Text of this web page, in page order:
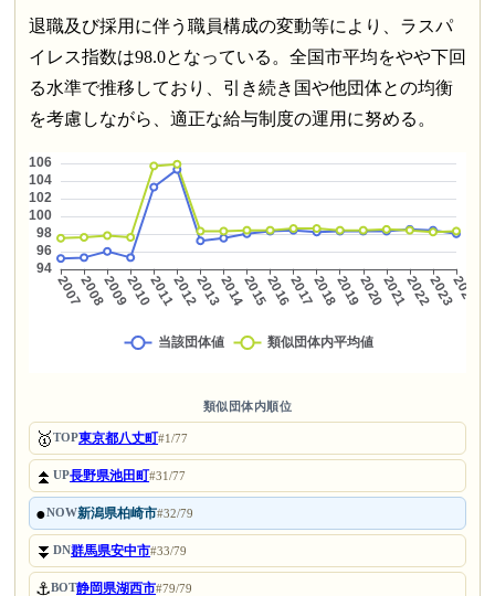
退職及び採用に伴う職員構成の変動等により、ラスパ
イレス指数は98.0となっている。全国市平均をやや下回
る水準で推移しており、引き続き国や他団体との均衡
を考慮しながら、適正な給与制度の運用に努める。
類似団体内順位
🥇TOP東京都八丈町#1/77
⏫UP長野県池田町#31/77
●NOW新潟県柏崎市#32/79
⏬DN群馬県安中市#33/79
⚓BOT静岡県湖西市#79/79